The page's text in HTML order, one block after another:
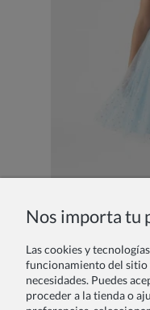
Vestido de
Nos importa tu
Las cookies y
funcionamiento del sitio
necesidades. Puedes
proceder a la tienda o